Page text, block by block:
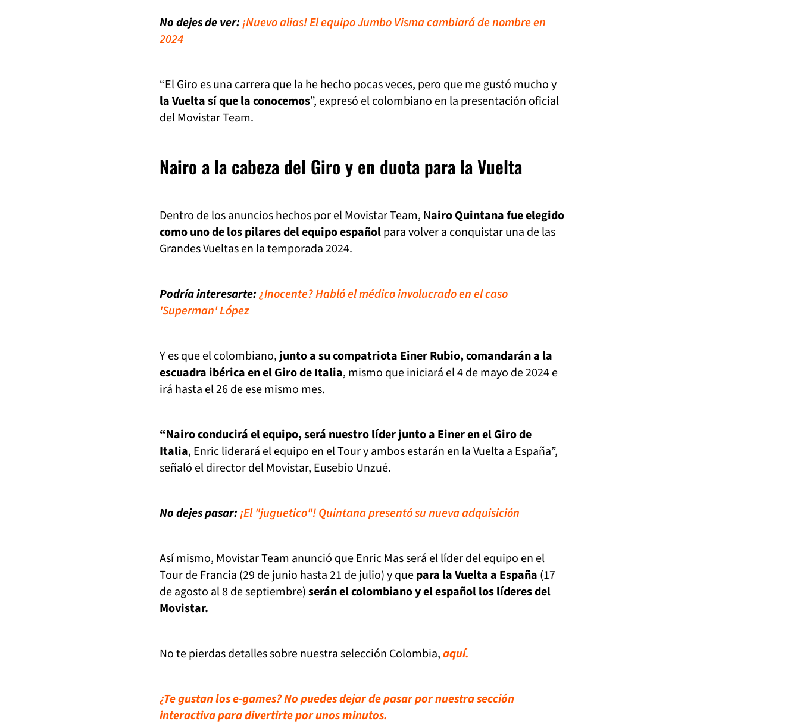
No dejes de ver:¡Nuevo alias! El equipo Jumbo Visma cambiará de nombre en
2024
“El Giro es una carrera que la he hecho pocas veces, pero que me gustó mucho y
la Vuelta sí que la conocemos”, expresó el colombiano en la presentación oficial
del Movistar Team.
Nairo a la cabeza del Giro y en duota para la Vuelta
Dentro de los anuncios hechos por el Movistar Team, Nairo Quintana fue elegido
como uno de los pilares del equipo españolpara volver a conquistar una de las
Grandes Vueltas en la temporada 2024.
Podría interesarte:¿Inocente? Habló el médico involucrado en el caso
'Superman' López
Y es que el colombiano,junto a su compatriota Einer Rubio, comandarán a la
escuadra ibérica en el Giro de Italia, mismo que iniciará el 4 de mayo de 2024 e
irá hasta el 26 de ese mismo mes.
“Nairo conducirá el equipo, será nuestro líder junto a Einer en el Giro de
Italia, Enric liderará el equipo en el Tour y ambos estarán en la Vuelta a España”,
señaló el director del Movistar, Eusebio Unzué.
No dejes pasar:¡El "juguetico"! Quintana presentó su nueva adquisición
Así mismo, Movistar Team anunció que Enric Mas será el líder del equipo en el
Tour de Francia (29 de junio hasta 21 de julio) y quepara la Vuelta a España (17
de agosto al 8 de septiembre)serán el colombiano y el español los líderes del
Movistar.
No te pierdas detalles sobre nuestra selección Colombia,aquí.
¿Te gustan los e-games? No puedes dejar de pasar por nuestra sección
interactiva para divertirte por unos minutos.